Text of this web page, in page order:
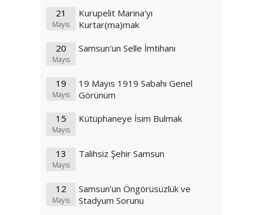
21
Mayıs
Kurupelit Marina'yı
Kurtar(ma)mak
20
Mayıs
Samsun'un Selle İmtihanı
19
Mayıs
19 Mayıs 1919 Sabahı Genel
Görünüm
15
Mayıs
Kütüphaneye İsim Bulmak
13
Mayıs
Talihsiz Şehir Samsun
12
Mayıs
Samsun'un Öngörüsüzlük ve
Stadyum Sorunu